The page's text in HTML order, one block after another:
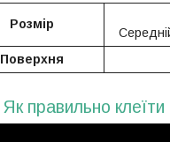
Розмір
Поверхня
Як правильно